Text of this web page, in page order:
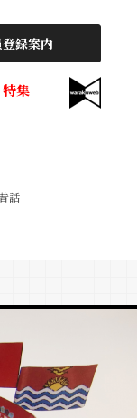
録案内
特集
話